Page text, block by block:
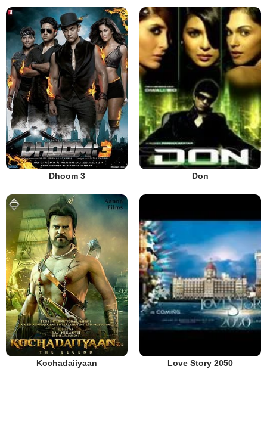
Dhoom 3 Don
Kochadaiiyaan Love Story 2050